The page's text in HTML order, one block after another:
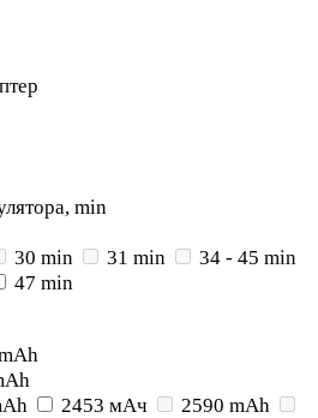
min
30 min 31 min
34 - 45 min
47 min
2453 мАч
2590 mAh